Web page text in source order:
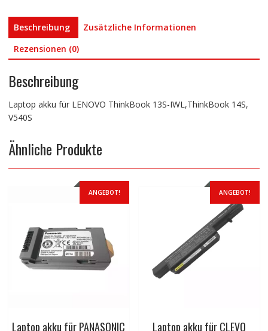
Beschreibung
Zusätzliche Informationen
Rezensionen (0)
Beschreibung
Laptop akku für LENOVO ThinkBook 13S-IWL,ThinkBook 14S,
V540S
Ähnliche Produkte
ANGEBOT!
Laptop akku für PANASONIC
ANGEBOT!
Laptop akku für CLEVO